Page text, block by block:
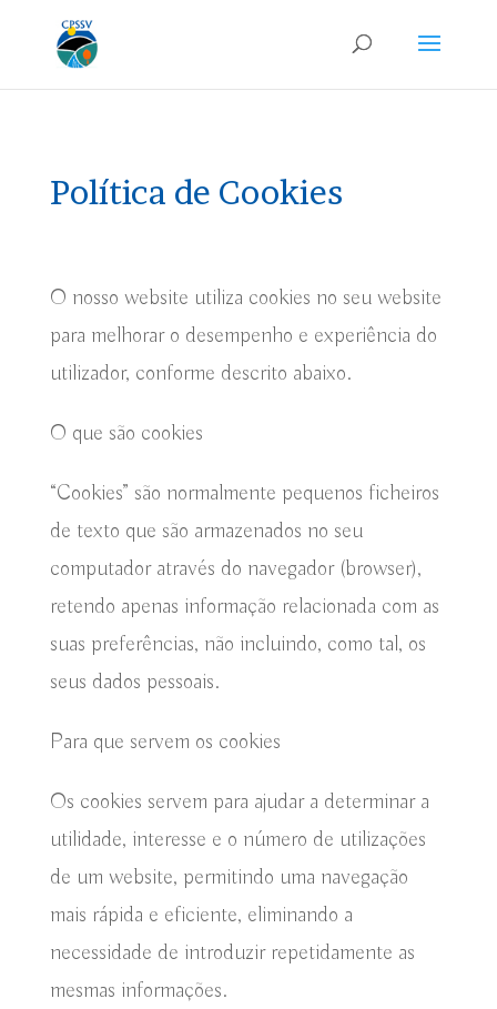
Política de Cookies
O nosso website utiliza cookies no seu website
para melhorar o desempenho e experiência do
utilizador, conforme descrito abaixo.
O que são cookies
“Cookies” são normalmente pequenos ficheiros
de texto que são armazenados no seu
computador através do navegador (browser),
retendo apenas informação relacionada com as
suas preferências, não incluindo, como tal, os
seus dados pessoais.
Para que servem os cookies
Os cookies servem para ajudar a determinar a
utilidade, interesse e o número de utilizações
de um website, permitindo uma navegação
mais rápida e eficiente, eliminando a
necessidade de introduzir repetidamente as
mesmas informações.